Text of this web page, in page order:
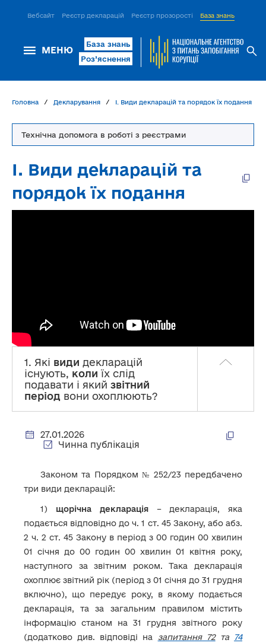
Вебсайт Реєстр декларацій Реєстр прозорості База знань
МЕНЮ
База знань
Роз’яснення
Головна Декларування І. Види декларацій та порядок їх подання
Технічна допомога в роботі з реєстрами
І. Види декларацій та
порядок їх подання
1. Які види декларацій
існують, коли їх слід
подавати і який звітний
період вони охоплюють?
27.01.2026
Чинна публікація
Законом та Порядком № 252/23 передбачено
три види декларацій:
1) щорічна декларація – декларація, яка
подається відповідно до ч. 1 ст. 45 Закону, або абз.
2 ч. 2 ст. 45 Закону в період з 00 годин 00 хвилин
01 січня до 00 годин 00 хвилин 01 квітня року,
наступного за звітним роком. Така декларація
охоплює звітний рік (період з 01 січня до 31 грудня
включно), що передує року, в якому подається
декларація, та за загальним правилом містить
інформацію станом на 31 грудня звітного року
(додатково див. відповіді на запитання 72та
74